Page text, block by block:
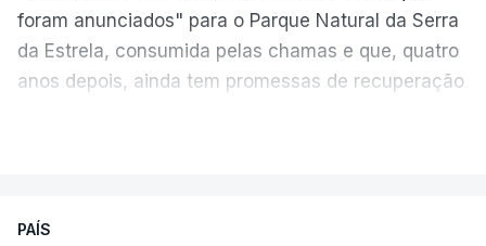
foram anunciados" para o Parque Natural da Serra
da Estrela, consumida pelas chamas e que, quatro
anos depois, ainda tem promessas de recuperação
PAÍS